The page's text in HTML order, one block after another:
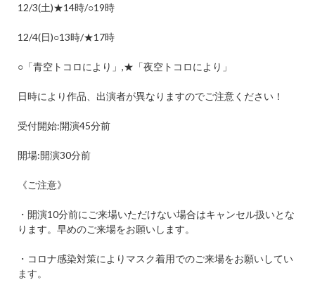
12/3(土)★14時/○19時
12/4(日)○13時/★17時
○ 「青空トコロにより」 ,★ 「夜空トコロにより」
日時により作品、出演者が異なりますのでご注意ください！
受付開始:開演45分前
開場:開演30分前
《ご注意》
・開演10分前にご来場いただけない場合はキャンセル扱いとな
ります。早めのご来場をお願いします。
・コロナ感染対策によりマスク着用でのご来場をお願いしてい
ます。